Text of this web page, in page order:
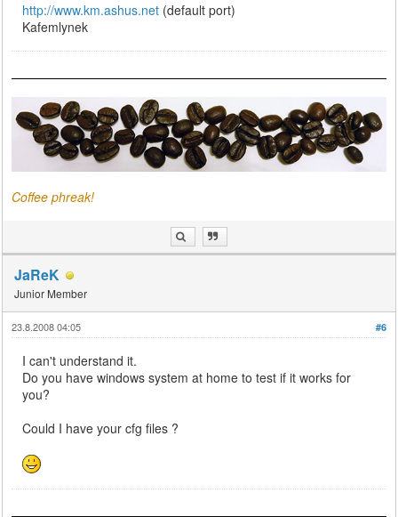
http://www.km.ashus.net (default port)
Kafemlynek
Coffee phreak!
JaReK
Junior Member
#6
23.8.2008 04:05
I can't understand it.
Do you have windows system at home to test if it works for
you?
Could I have your cfg files ?